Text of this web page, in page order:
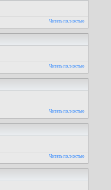
Читать полностью
Читать полностью
Читать полностью
Читать полностью